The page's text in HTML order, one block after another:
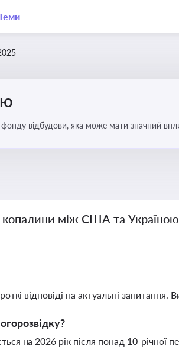
відбудови, яка може мати значний
копалини між США та Україною
відповіді на актуальні запитання.
на 2026 рік після понад 10-річної